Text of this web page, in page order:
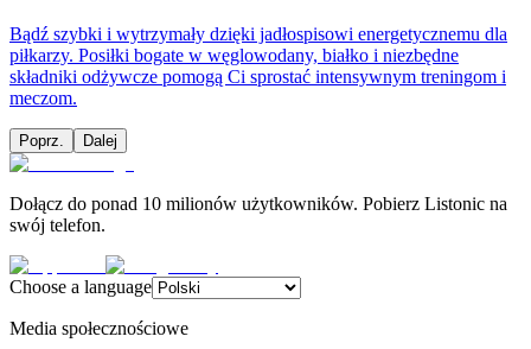
Bądź szybki i wytrzymały dzięki jadłospisowi energetycznemu dla
piłkarzy. Posiłki bogate w węglowodany, białko i niezbędne
składniki odżywcze pomogą Ci sprostać intensywnym treningom i
meczom.
Poprz. Dalej
Dołącz do ponad 10 milionów użytkowników. Pobierz Listonic na
swój telefon.
Choose a language
Media społecznościowe